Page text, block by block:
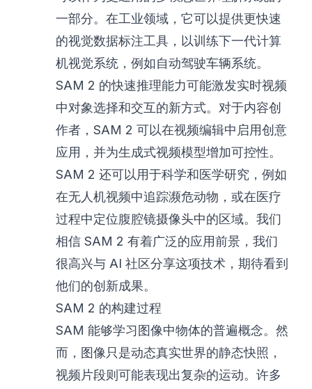
一部分。在工业领域，它可以提供更快速
的视觉数据标注工具，以训练下一代计算
机视觉系统，例如自动驾驶车辆系统。
SAM 2 的快速推理能力可能激发实时视频
中对象选择和交互的新方式。对于内容创
作者，SAM 2 可以在视频编辑中启用创意
应用，并为生成式视频模型增加可控性。
SAM 2 还可以用于科学和医学研究，例如
在无人机视频中追踪濒危动物，或在医疗
过程中定位腹腔镜摄像头中的区域。我们
相信 SAM 2 有着广泛的应用前景，我们
很高兴与 AI 社区分享这项技术，期待看到
他们的创新成果。
SAM 2 的构建过程
SAM 能够学习图像中物体的普遍概念。然
而，图像只是动态真实世界的静态快照，
视频片段则可能表现出复杂的运动。许多